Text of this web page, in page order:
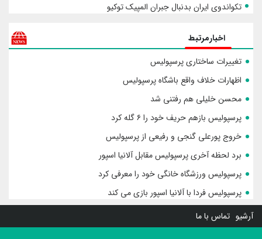
تکواندوی ایران بدنبال جبران المپیک توکیو
اخبارمرتبط
تغییرات ساختاری پرسپولیس
اظهارات خلاف واقع باشگاه پرسپولیس
محسن خلیلی هم رفتنی شد
پرسپولیس بازهم حریف خود را ۶ گله کرد
خروج پورعلی گنجی و رفیعی از پرسپولیس
برد لحظه آخری پرسپولیس مقابل آلانیا اسپور
پرسپولیس ورزشگاه خانگی خود را معرفی کرد
پرسپولیس فردا با آلانیا اسپور بازی می کند
آرشیو تماس با ما